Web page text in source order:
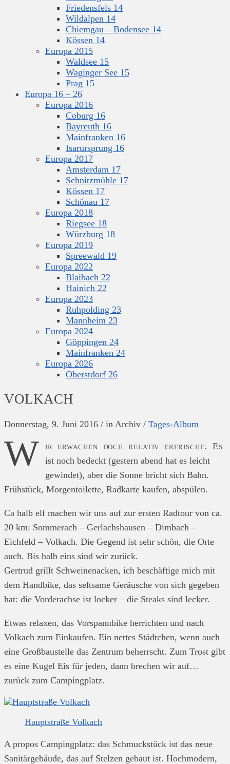
Friedensfels 14
Wildalpen 14
Chiemgau – Bodensee 14
Kössen 14
Europa 2015
Waldsee 15
Waginger See 15
Prag 15
Europa 16 – 26
Europa 2016
Coburg 16
Bayreuth 16
Mainfranken 16
Isarursprung 16
Europa 2017
Amsterdam 17
Schnitzmühle 17
Kössen 17
Schönau 17
Europa 2018
Riegsee 18
Würzburg 18
Europa 2019
Spreewald 19
Europa 2022
Blaibach 22
Hainich 22
Europa 2023
Ruhpolding 23
Mannheim 23
Europa 2024
Göppingen 24
Mainfranken 24
Europa 2026
Oberstdorf 26
VOLKACH
Donnerstag, 9. Juni 2016 / in Archiv / Tages-Album
W ir erwachen doch relativ erfrischt. Es
ist noch bedeckt (gestern abend hat es leicht
gewindet), aber die Sonne bricht sich Bahn.
Frühstück, Morgentoilette, Radkarte kaufen, abspülen.
Ca halb elf machen wir uns auf zur ersten Radtour von ca.
20 km: Sommerach – Gerlachshausen – Dimbach –
Eichfeld – Volkach. Die Gegend ist sehr schön, die Orte
auch. Bis halb eins sind wir zurück.
Gertrud grillt Schweinenacken, ich beschäftige mich mit
dem Handbike, das seltsame Geräusche von sich gegeben
hat: die Vorderachse ist locker – die Steaks sind lecker.
Etwas relaxen, das Vorspannbike herrichten und nach
Volkach zum Einkaufen. Ein nettes Städtchen, wenn auch
eine Großbaustelle das Zentrum beherrscht. Zum Trost gibt
es eine Kugel Eis für jeden, dann brechen wir auf…
zurück zum Campingplatz.
Hauptstraße Volkach
A propos Campingplatz: das Schmuckstück ist das neue
Sanitärgebäude, das auf Stelzen gebaut ist. Hochmodern,